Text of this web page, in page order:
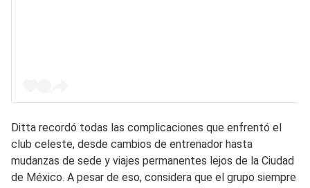
Ditta recordó todas las complicaciones que enfrentó el
club celeste, desde cambios de entrenador hasta
mudanzas de sede y viajes permanentes lejos de la Ciudad
de México. A pesar de eso, considera que el grupo siempre